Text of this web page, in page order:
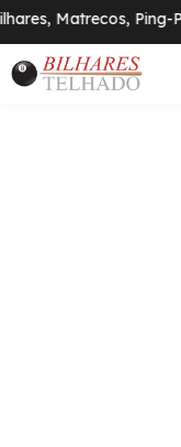
Matrecos, Ping-